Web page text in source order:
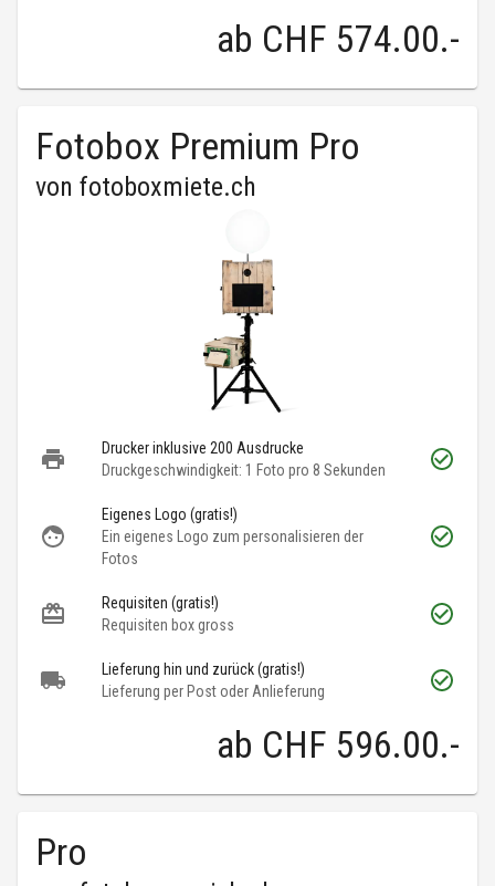
ab CHF 574.00.-
Fotobox Premium Pro
von fotoboxmiete.ch
Drucker inklusive 200 Ausdrucke
Druckgeschwindigkeit: 1 Foto pro 8 Sekunden
Eigenes Logo (gratis!)
Ein eigenes Logo zum personalisieren der
Fotos
Requisiten (gratis!)
Requisiten box gross
Lieferung hin und zurück (gratis!)
Lieferung per Post oder Anlieferung
ab CHF 596.00.-
Pro